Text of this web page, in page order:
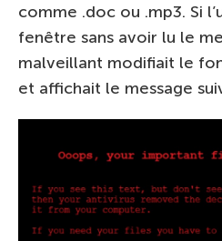
comme .doc ou .mp3. Si
fenêtre sans avoir lu le
malveillant modifiait le
et affichait le message